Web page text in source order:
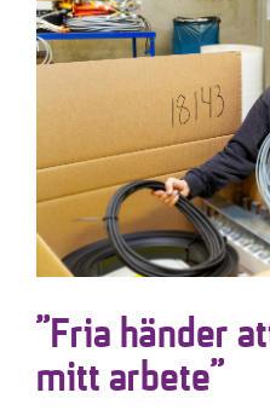
”Fria händer
mitt arbete”